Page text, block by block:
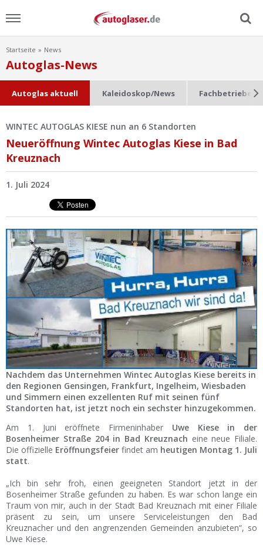
Home
Ratgeber
Scheibensuche
Lexikon
Ist Ihre Werkstatt schon dabei?
Kostenlos eintragen
Werkstatt Login
Startseite News
Autoglas-News
Autoglas aktuell Kaleidoskop/News Fachbetriebe
WINTEC AUTOGLAS KIESE nun an 6 Standorten
Neueröffnung Wintec Autoglas Kiese in Bad
Kreuznach
1. Juli 2024
Nachdem das Unternehmen Wintec Autoglas Kiese bereits in
den Regionen Gensingen, Frankfurt, Ingelheim, Wiesbaden
und Simmern einen exzellenten Ruf mit seinen fünf
Standorten hat, ist jetzt noch ein sechster hinzugekommen.
Am 1. Juni eröffnete Firmeninhaber Uwe Kiese in der
Bosenheimer Straße 204 in Bad Kreuznach eine neue Filiale.
Die offizielle Eröffnungsfeier findet am heutigen Montag 1. Juli
statt.
„Ich bin sehr froh, einen geeigneten Standort jetzt in der
Bosenheimer Straße gefunden zu haben. Es war schon lange ein
Traum von mir, auch in der Stadt Bad Kreuznach mit einer Filiale
präsent zu sein, um unsere Serviceleistungen den Bad
Kreuznacher und den angrenzenden Gemeinden anzubieten“, so
Uwe Kiese.